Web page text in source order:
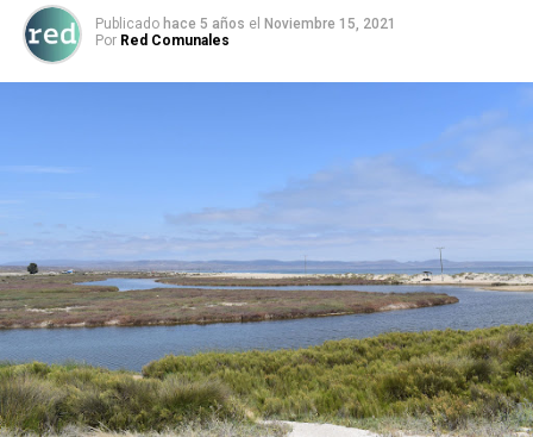
Publicado hace 5 años el Noviembre 15, 2021
Por Red Comunales